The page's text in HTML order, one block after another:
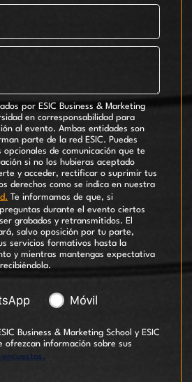
por ESIC Business & Marketing
en corresponsabilidad para
al evento. Ambas entidades son
parte de la red ESIC. Puedes
de comunicación que te
si no los hubieras aceptado
y acceder, rectificar o suprimir tus
derechos como se indica en nuestra
Te informamos de que, si
durante el evento ciertos
grabados y retransmitidos. El
salvo oposición por tu parte,
servicios formativos hasta la
y mientras mantengas expectativa
Móvil
Business & Marketing School y ESIC
ofrezcan información sobre sus